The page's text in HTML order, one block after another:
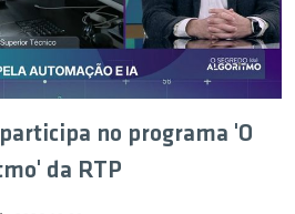
no programa 'O
da RTP